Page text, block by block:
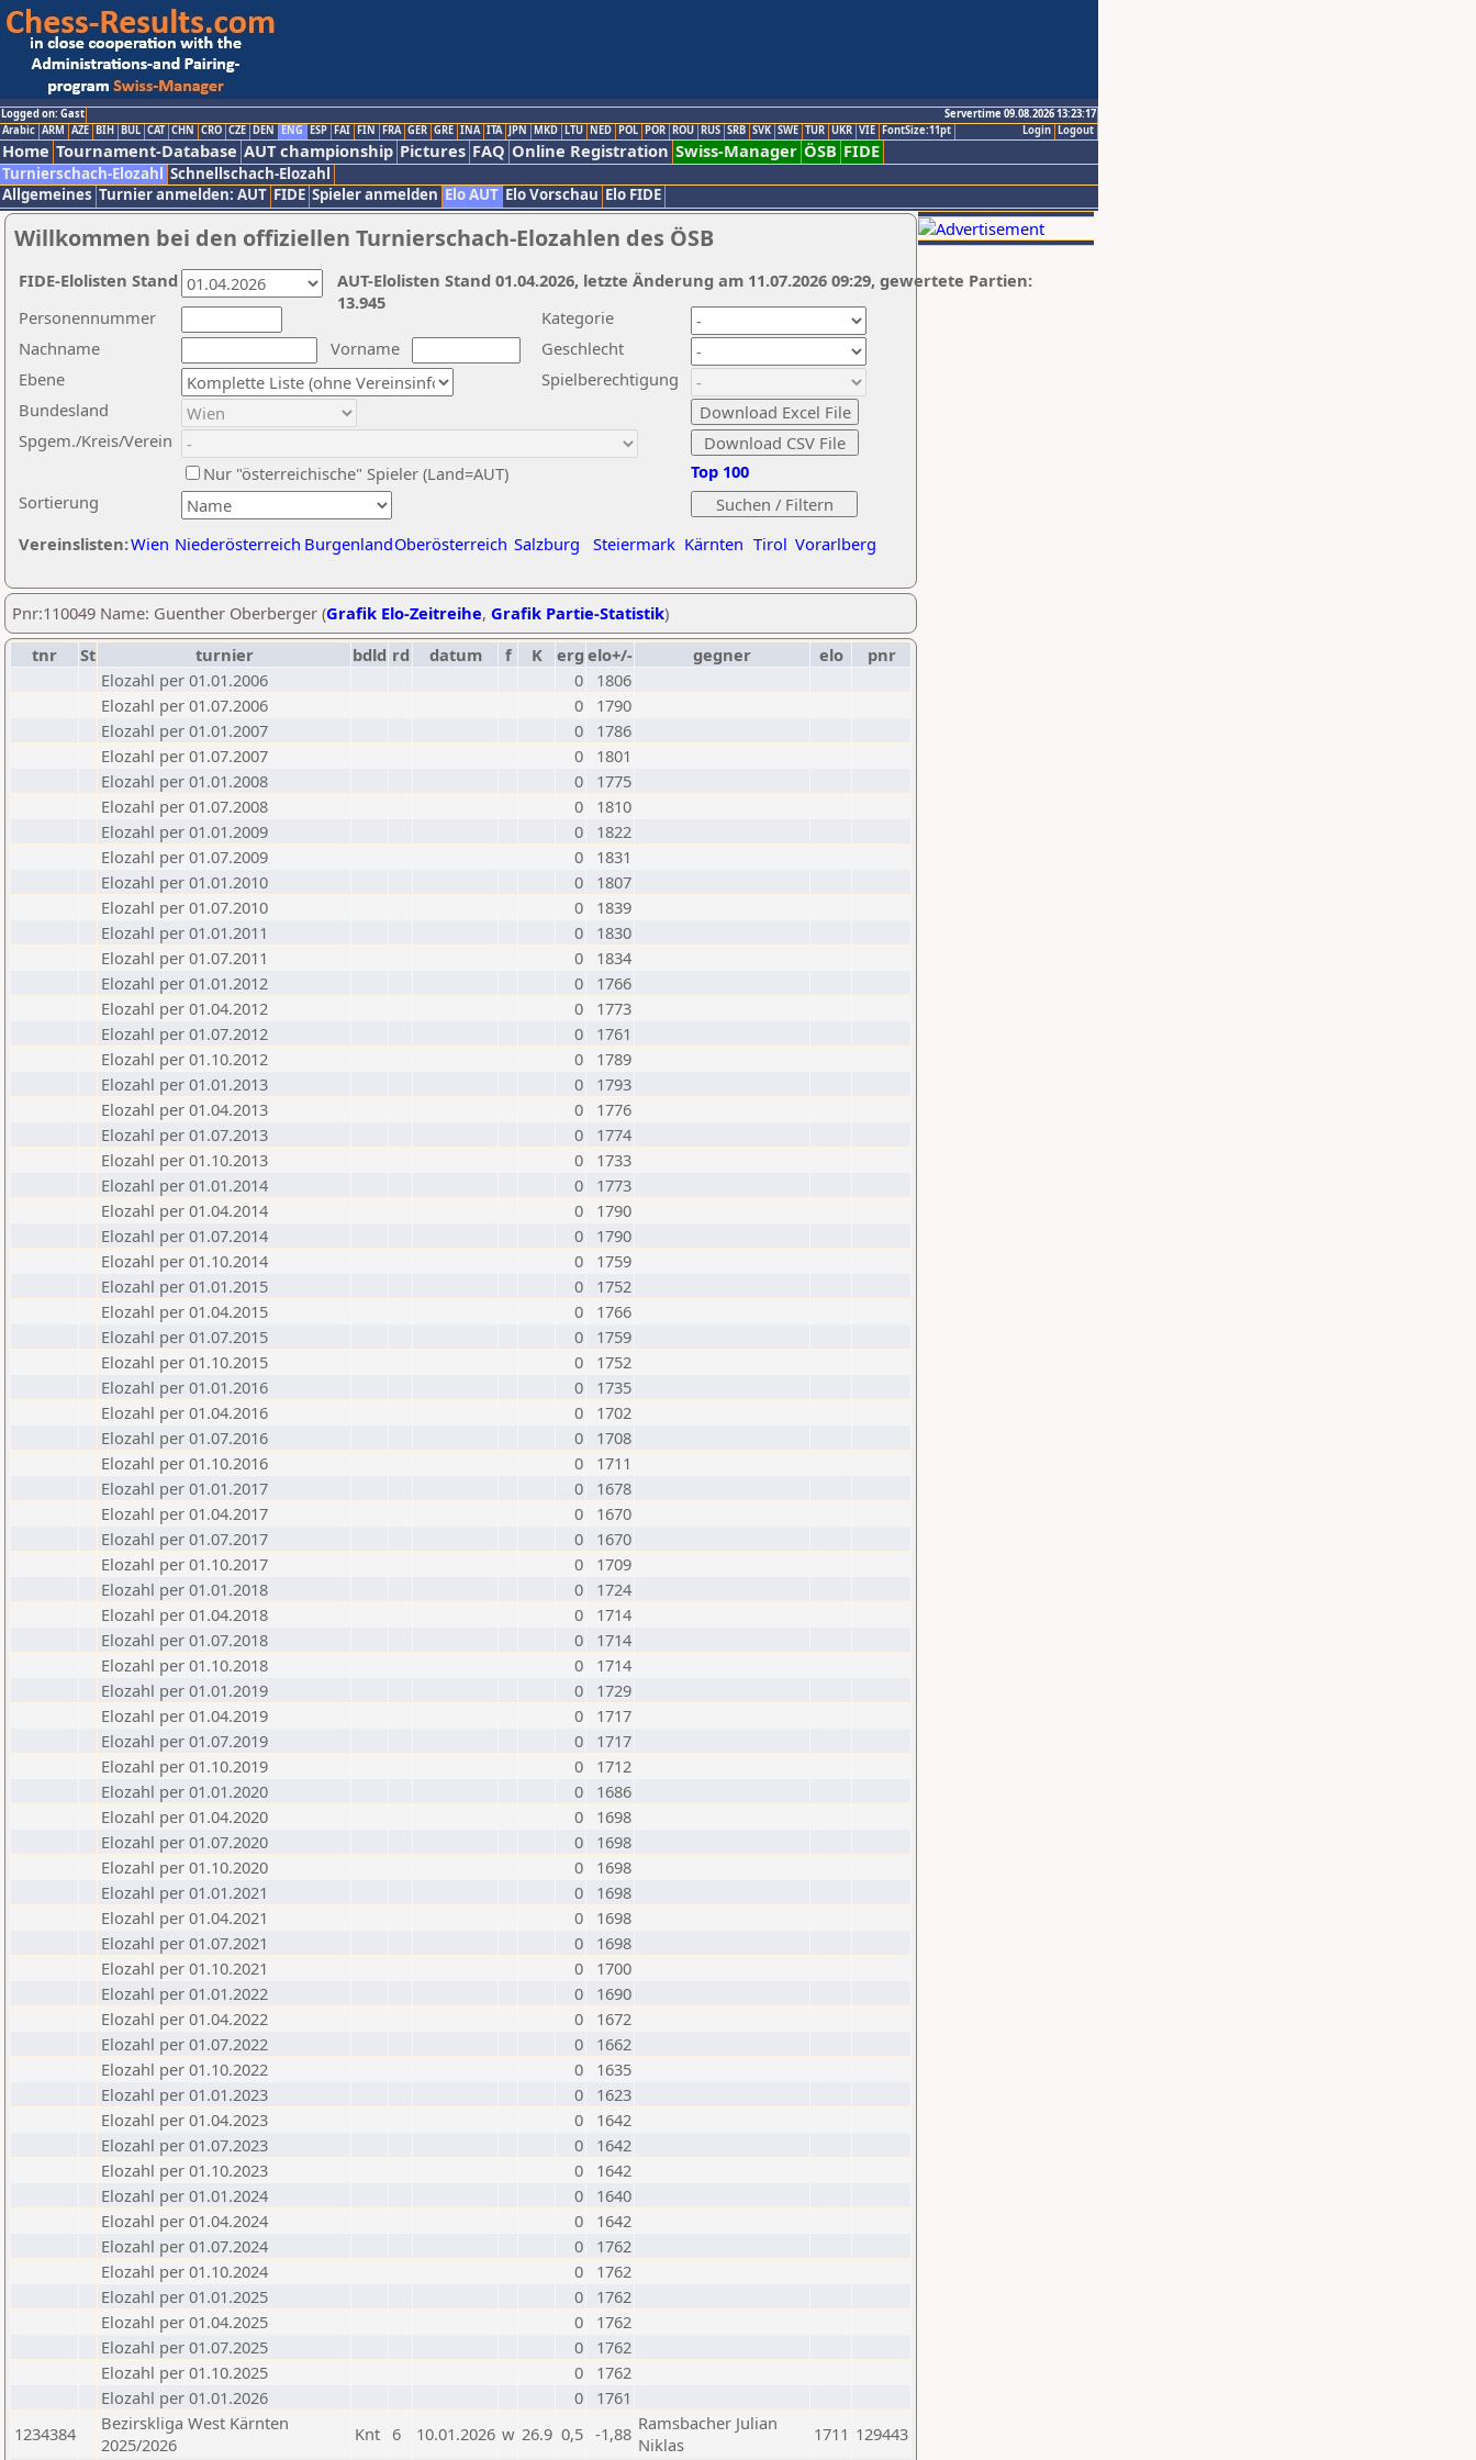
Logged on: Gast
Servertime 09.08.2026 13:23:17
Logout
Login
Arabic ARM AZE BIH BUL CAT CHN CRO CZE DEN ENG ESP FAI FIN FRA GER GRE INA ITA JPN MKD LTU NED POL POR ROU RUS SRB SVK SWE TUR UKR VIE FontSize:11pt
Home Tournament-Database AUT championship Pictures FAQ Online Registration Swiss-Manager ÖSB FIDE
Turnierschach-Elozahl Schnellschach-Elozahl
Allgemeines Turnier anmelden: AUT FIDE Spieler anmelden Elo AUT Elo Vorschau Elo FIDE
Willkommen bei den offiziellen Turnierschach-Elozahlen des ÖSB
Nachname
Vorname
Ebene
Kategorie
Sortierung
Personennummer
Bundesland
Spgem./Kreis/Verein
Geschlecht
Nur "österreichische" Spieler (Land=AUT)
Spielberechtigung
Vereinslisten:Wien Niederösterreich BurgenlandOberösterreich Salzburg Steiermark Kärnten Tirol Vorarlberg
Top 100
AUT-Elolisten Stand 01.04.2026, letzte Änderung am 11.07.2026 09:29, gewertete Partien:
13.945
FIDE-Elolisten Stand
Pnr:110049 Name: Guenther Oberberger (Grafik Elo-Zeitreihe, Grafik Partie-Statistik)
tnr
St turnier bdld rd datum f K erg elo+/- gegner elo
pnr
Elozahl per 01.01.2006
0
1806
Elozahl per 01.07.2006
0
1790
Elozahl per 01.01.2007
0
1786
Elozahl per 01.07.2007
0
1801
Elozahl per 01.01.2008
0
1775
Elozahl per 01.07.2008
0
1810
Elozahl per 01.01.2009
0
1822
Elozahl per 01.07.2009
0
1831
Elozahl per 01.01.2010
0
1807
Elozahl per 01.07.2010
0
1839
Elozahl per 01.01.2011
0
1830
Elozahl per 01.07.2011
0
1834
Elozahl per 01.01.2012
0
1766
Elozahl per 01.04.2012
0
1773
Elozahl per 01.07.2012
0
1761
Elozahl per 01.10.2012
0
1789
Elozahl per 01.01.2013
0
1793
Elozahl per 01.04.2013
0
1776
Elozahl per 01.07.2013
0
1774
Elozahl per 01.10.2013
0
1733
Elozahl per 01.01.2014
0
1773
Elozahl per 01.04.2014
0
1790
Elozahl per 01.07.2014
0
1790
Elozahl per 01.10.2014
0
1759
Elozahl per 01.01.2015
0
1752
Elozahl per 01.04.2015
0
1766
Elozahl per 01.07.2015
0
1759
Elozahl per 01.10.2015
0
1752
Elozahl per 01.01.2016
0
1735
Elozahl per 01.04.2016
0
1702
Elozahl per 01.07.2016
0
1708
Elozahl per 01.10.2016
0
1711
Elozahl per 01.01.2017
0
1678
Elozahl per 01.04.2017
0
1670
Elozahl per 01.07.2017
0
1670
Elozahl per 01.10.2017
0
1709
Elozahl per 01.01.2018
0
1724
Elozahl per 01.04.2018
0
1714
Elozahl per 01.07.2018
0
1714
Elozahl per 01.10.2018
0
1714
Elozahl per 01.01.2019
0
1729
Elozahl per 01.04.2019
0
1717
Elozahl per 01.07.2019
0
1717
Elozahl per 01.10.2019
0
1712
Elozahl per 01.01.2020
0
1686
Elozahl per 01.04.2020
0
1698
Elozahl per 01.07.2020
0
1698
Elozahl per 01.10.2020
0
1698
Elozahl per 01.01.2021
0
1698
Elozahl per 01.04.2021
0
1698
Elozahl per 01.07.2021
0
1698
Elozahl per 01.10.2021
0
1700
Elozahl per 01.01.2022
0
1690
Elozahl per 01.04.2022
0
1672
Elozahl per 01.07.2022
0
1662
Elozahl per 01.10.2022
0
1635
Elozahl per 01.01.2023
0
1623
Elozahl per 01.04.2023
0
1642
Elozahl per 01.07.2023
0
1642
Elozahl per 01.10.2023
0
1642
Elozahl per 01.01.2024
0
1640
Elozahl per 01.04.2024
0
1642
Elozahl per 01.07.2024
0
1762
Elozahl per 01.10.2024
0
1762
Elozahl per 01.01.2025
0
1762
Elozahl per 01.04.2025
0
1762
Elozahl per 01.07.2025
0
1762
Elozahl per 01.10.2025
0
1762
Elozahl per 01.01.2026
0
1761
1234384
Bezirskliga West Kärnten
2025/2026
Knt 6 10.01.2026 w 26.9 0,5 -1,88 Ramsbacher Julian
Niklas
1711 129443